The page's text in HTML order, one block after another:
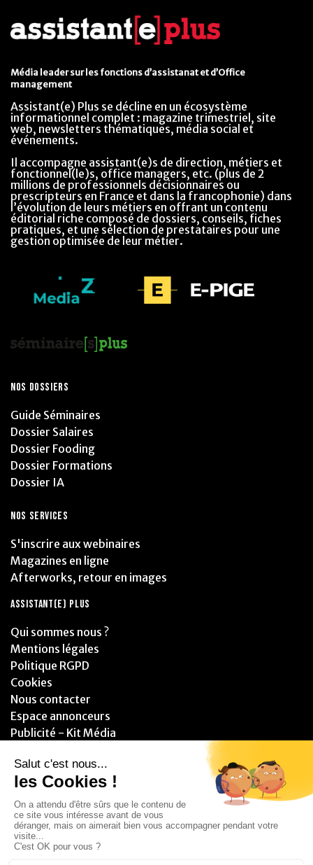
Média leader sur les fonctions d’assistanat et d’Office
management
Assistant(e) Plus se décline en un écosystème
informationnel complet : magazine trimestriel, site
web, newsletters thématiques, média social et
événements.
Il accompagne assistant(e)s de direction, métiers et
fonctionnel(le)s, office managers, etc. (plus de 2
millions de professionnels décisionnaires ou
prescripteurs en France et dans la francophonie) dans
l’évolution de leurs métiers en offrant un contenu
éditorial riche composé de dossiers, conseils, fiches
pratiques, et une sélection de prestataires pour une
gestion optimisée de leur métier.
NOS DOSSIERS
Guide Séminaires
Dossier Salaires
Dossier Fooding
Dossier Formations
Dossier IA
NOS SERVICES
S'inscrire aux webinaires
Magazines en ligne
Afterworks, retour en images
ASSISTANT(E) PLUS
Qui sommes nous ?
Mentions légales
Politique RGPD
Cookies
Nous contacter
Espace annonceurs
Publicité - Kit Média
PARTENAIRES